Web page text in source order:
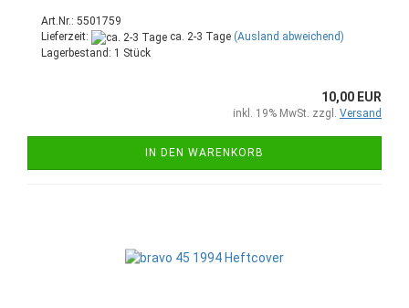
Art.Nr.: 5501759
Lieferzeit:
ca. 2-3 Tage (Ausland abweichend)
Lagerbestand: 1 Stück
10,00 EUR
inkl. 19% MwSt. zzgl. Versand
IN DEN WARENKORB